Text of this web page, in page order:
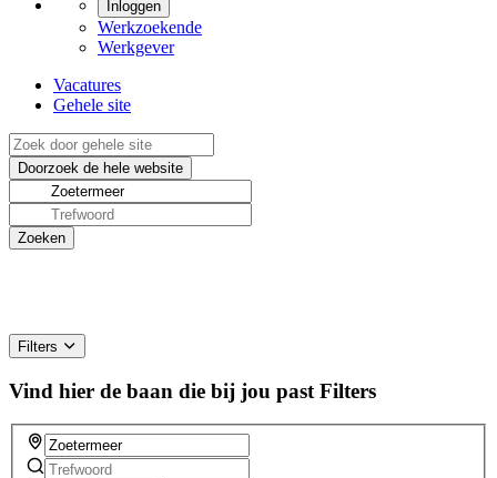
Inloggen
Werkzoekende
Werkgever
Vacatures
Gehele site
Filters
Vind hier de baan die bij jou past Filters